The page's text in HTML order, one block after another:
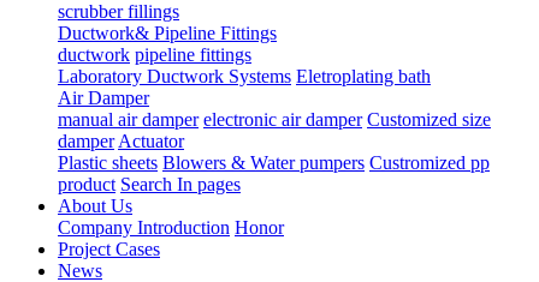
scrubber fillings
Ductwork& Pipeline Fittings
ductwork pipeline fittings
Laboratory Ductwork Systems Eletroplating bath
Air Damper
manual air damper electronic air damper Customized size
damper Actuator
Plastic sheets Blowers & Water pumpers Custromized pp
product Search In pages
About Us
Company Introduction Honor
Project Cases
News